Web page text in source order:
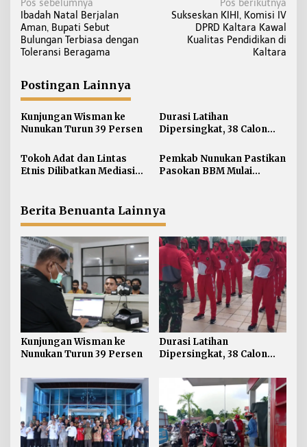
N
a
v
i
a
s
i
p
o
s
Pos sebelumnya
Ibadah Natal Berjalan
Aman, Bupati Sebut
Bulungan Terbiasa dengan
Toleransi Beragama
Pos berikutnya
Sukseskan KIHI, Komisi IV
DPRD Kaltara Kawal
Kualitas Pendidikan di
Kaltara
Postingan Lainnya
Kunjungan Wisman ke
Nunukan Turun 39 Persen
Durasi Latihan
Dipersingkat, 38 Calon
Digembleng Tampil
Maksimal
Tokoh Adat dan Lintas
Etnis Dilibatkan Mediasi
Pemkab Nunukan Pastikan
Pasokan BBM Mulai
Berita Benuanta Lainnya
Kunjungan Wisman ke
Nunukan Turun 39 Persen
Durasi Latihan
Dipersingkat, 38 Calon
Digembleng Tampil
Maksimal